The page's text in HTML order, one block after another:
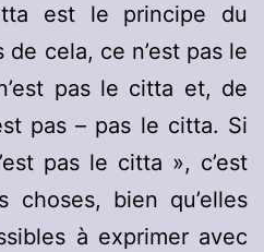
est le principe du
de cela, ce n’est pas le
pas le citta et, de
pas – pas le citta. Si
pas le citta », c’est
choses, bien qu’elles
à exprimer avec